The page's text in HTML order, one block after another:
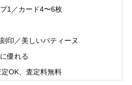
1／カード4〜6枚
印／美しいパティーヌ
優れる
OK、査定料無料